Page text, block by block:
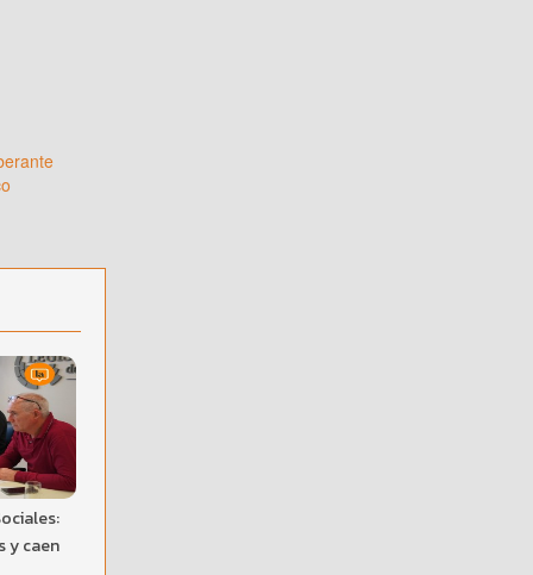
y caen